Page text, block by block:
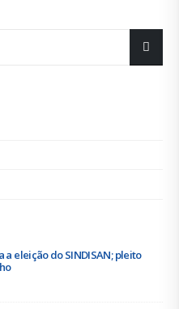
a eleição do SINDISAN; pleito